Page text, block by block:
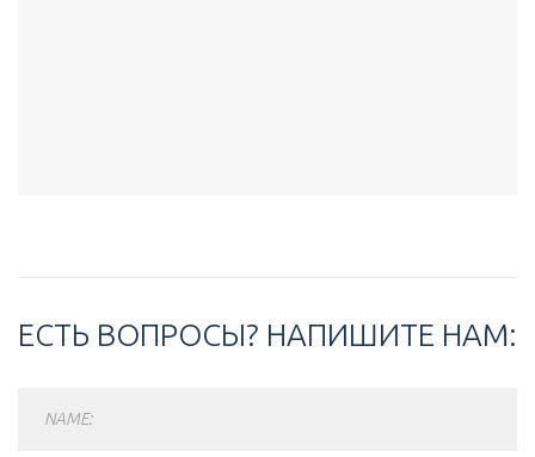
ЕСТЬ ВОПРОСЫ? НАПИШИТЕ НАМ:
NAME: